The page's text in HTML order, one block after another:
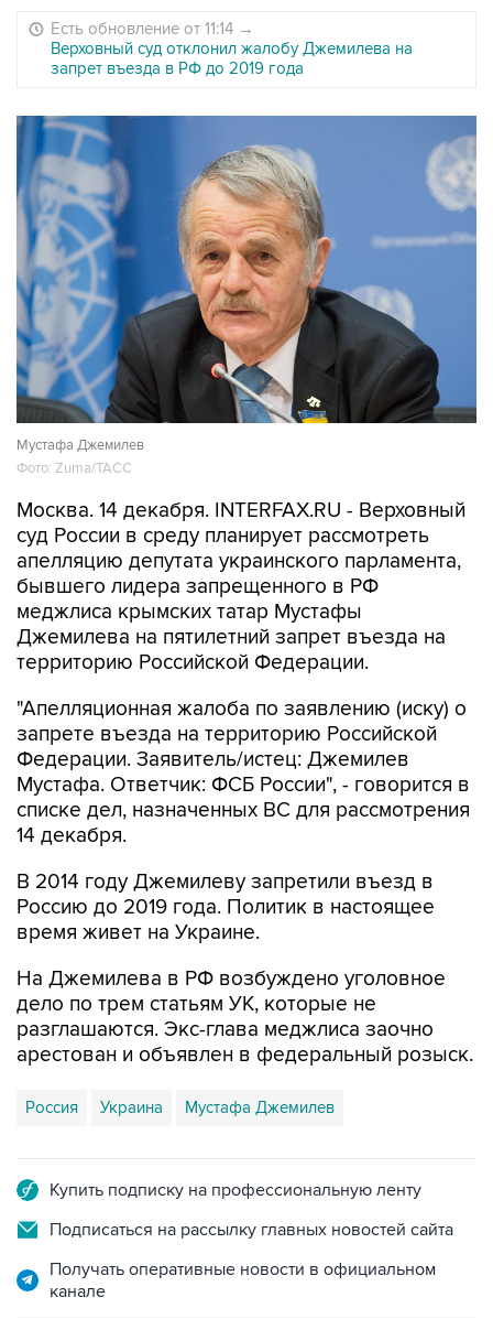
Есть обновление от 11:14 →
Верховный суд отклонил жалобу Джемилева на
запрет въезда в РФ до 2019 года
Мустафа Джемилев
Фото: Zuma/ТАСС
Москва. 14 декабря. INTERFAX.RU - Верховный
суд России в среду планирует рассмотреть
апелляцию депутата украинского парламента,
бывшего лидера запрещенного в РФ
меджлиса крымских татар Мустафы
Джемилева на пятилетний запрет въезда на
территорию Российской Федерации.
"Апелляционная жалоба по заявлению (иску) о
запрете въезда на территорию Российской
Федерации. Заявитель/истец: Джемилев
Мустафа. Ответчик: ФСБ России", - говорится в
списке дел, назначенных ВС для рассмотрения
14 декабря.
В 2014 году Джемилеву запретили въезд в
Россию до 2019 года. Политик в настоящее
время живет на Украине.
На Джемилева в РФ возбуждено уголовное
дело по трем статьям УК, которые не
разглашаются. Экс-глава меджлиса заочно
арестован и объявлен в федеральный розыск.
Россия Украина Мустафа Джемилев
Купить подписку на профессиональную ленту
Подписаться на рассылку главных новостей сайта
Получать оперативные новости в официальном
канале